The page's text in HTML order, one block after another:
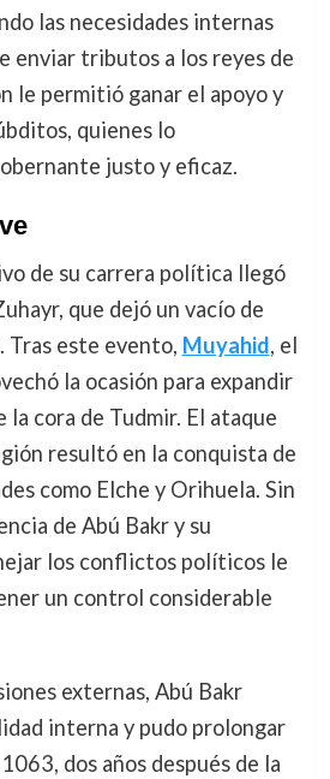
las necesidades internas
enviar tributos a los reyes de
le permitió ganar el apoyo y
quienes lo
justo y eficaz.
de su carrera política llegó
que dejó un vacío de
Tras este evento, Muyahid, el
la ocasión para expandir
la cora de Tudmir. El ataque
resultó en la conquista de
como Elche y Orihuela. Sin
de Abú Bakr y su
los conflictos políticos le
un control considerable
externas, Abú Bakr
interna y pudo prolongar
dos años después de la